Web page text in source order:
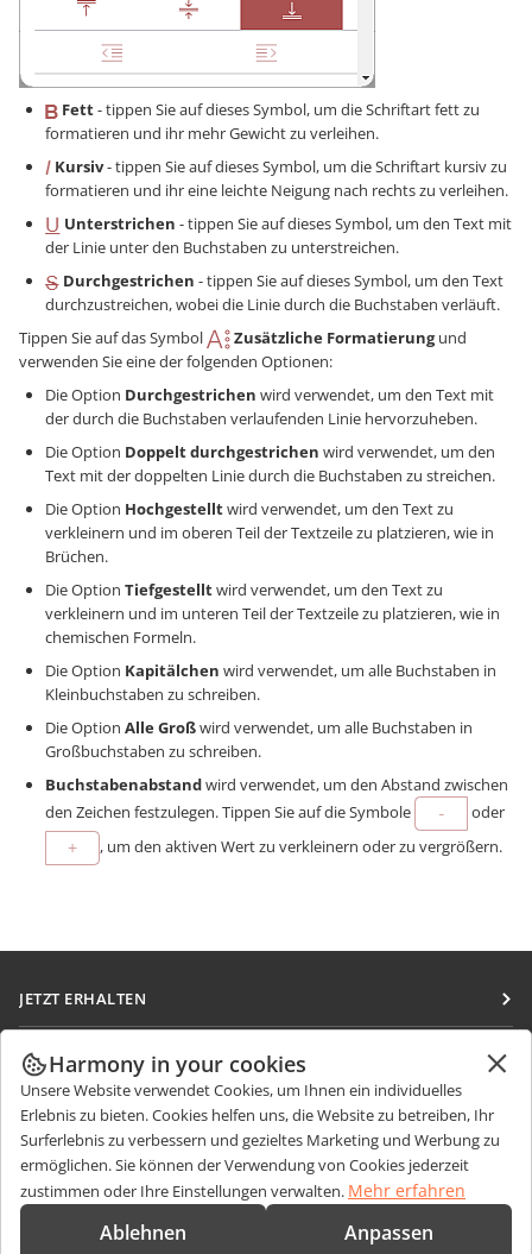
Fett- tippen Sie auf dieses Symbol, um die Schriftart fett zu
formatieren und ihr mehr Gewicht zu verleihen.
Kursiv- tippen Sie auf dieses Symbol, um die Schriftart kursiv zu
formatieren und ihr eine leichte Neigung nach rechts zu verleihen.
Unterstrichen - tippen Sie auf dieses Symbol, um den Text mit
der Linie unter den Buchstaben zu unterstreichen.
Durchgestrichen - tippen Sie auf dieses Symbol, um den Text
durchzustreichen, wobei die Linie durch die Buchstaben verläuft.
Tippen Sie auf das Symbol
Zusätzliche Formatierungund
verwenden Sie eine der folgenden Optionen:
Die Option Durchgestrichen wird verwendet, um den Text mit
der durch die Buchstaben verlaufenden Linie hervorzuheben.
Die Option Doppelt durchgestrichen wird verwendet, um den
Text mit der doppelten Linie durch die Buchstaben zu streichen.
Die Option Hochgestelltwird verwendet, um den Text zu
verkleinern und im oberen Teil der Textzeile zu platzieren, wie in
Brüchen.
Die Option Tiefgestelltwird verwendet, um den Text zu
verkleinern und im unteren Teil der Textzeile zu platzieren, wie in
chemischen Formeln.
Die Option Kapitälchen wird verwendet, um alle Buchstaben in
Kleinbuchstaben zu schreiben.
Die Option Alle Großwird verwendet, um alle Buchstaben in
Großbuchstaben zu schreiben.
Buchstabenabstandwird verwendet, um den Abstand zwischen
den Zeichen festzulegen. Tippen Sie auf die Symbole
oder
, um den aktiven Wert zu verkleinern oder zu vergrößern.
JETZT ERHALTEN
Docs
DocSpace
Workspace
Integrations-Apps
Desktop-Apps
Mobile Apps
ZUSAMMENARBEITEN
Für Mitwirkende
Für Übersetzer
Für Influencer
Stellenangebote
NACHRICHTEN ERHALTEN
Blog
HILFE ERHALTEN
Forum
Harmony in your cookies
Unsere Website verwendet Cookies, um Ihnen ein individuelles
Erlebnis zu bieten. Cookies helfen uns, die Website zu betreiben, Ihr
Surferlebnis zu verbessern und gezieltes Marketing und Werbung zu
ermöglichen. Sie können der Verwendung von Cookies jederzeit
zustimmen oder Ihre Einstellungen verwalten. Mehr erfahren
Ablehnen Anpassen